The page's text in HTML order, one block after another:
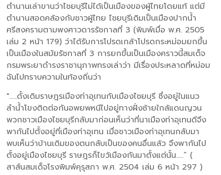
ตำนานเล่าขานว่าไชยบุรีไม่ได้เป็นเมืองของผู้ไทยโดยแท้ แต่มี
ตำนานสอดคล้องกับชาวผู้ไทย ไชยบุรีเดิมเป็นเมืองปากน้ำ
ศรีสงครามตามพงศาวดารรัชกาลที่ 3 (พิมพ์เมื่อ พ.ศ. 2505
เล่ม 2 หน้า 179) ว่าได้รับการโปรดเกล้าโปรดกระหม่อมยกขึ้น
เป็นเมืองในสมัยรัชกาลที่ 3 การยกขึ้นเป็นเมืองคราวนี้สมเด็จ
กรมพระยาดำรงราชานุภาพทรงเล่าว่า มีเรื่องประหลาดที่หม่อม
ฉันไปทราบความในท้องถิ่นว่า
".....ดั้งเดิมราษฎรเมืองท่าอุเทนกับเมืองไชยบุรี ซึ่งอยู่ในแนว
ลำน้ำโขงติดต่อกันอพยพหนีไปอยู่ทางฝั่งซ้ายใกล้แดนญวน
พวกชาวเมืองไชยบุรีกลับมาก่อนเห็นว่าที่นาเมืองท่าอุเทนดีจึง
พากันไปตั้งอยู่ที่เมืองท่าอุเทน เมื่อชาวเมืองท่าอุเทนกลับมา
พบเห็นว่าบ้านเดิมของตนกลับเป็นของคนอื่นแล้ว จึงพากันไป
ตั้งอยู่เมืองไชยบุรี ราษฎรก็ไขว้เมืองกันมาตั้งแต่นั้น.....” (
สาส์นสมเด็จโรงพิมพ์คุรุสภา พ.ศ. 2504 เล่ม 6 หน้า 297 )